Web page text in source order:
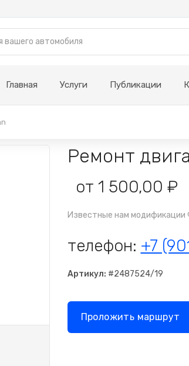
Главная Услуги Публикации
Ремонт
от 1 500,00 ₽
Известные нам
телефон: +7
Артикул: #2487524/19
Проложить маршрут